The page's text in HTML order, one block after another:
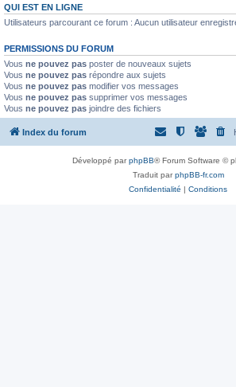
QUI EST EN LIGNE
Utilisateurs parcourant ce forum : Aucun utilisateur
PERMISSIONS DU FORUM
Vous ne pouvez pas poster de nouveaux sujets
Vous ne pouvez pas répondre aux sujets
Vous ne pouvez pas modifier vos messages
Vous ne pouvez pas supprimer vos messages
Vous ne pouvez pas joindre des fichiers
Index du forum
Développé parphpBB® Forum Software ©
Traduit parphpBB-fr.com
Confidentialité | Conditions